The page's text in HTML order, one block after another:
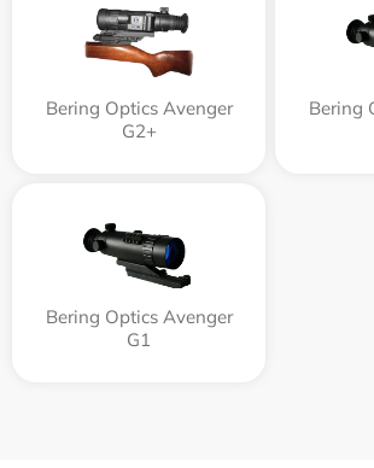
Bering Optics Avenger
G2+
Bering
Bering Optics Avenger
G1